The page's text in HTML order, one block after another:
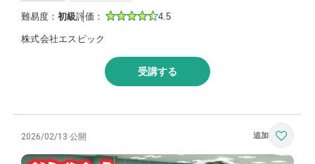
難易度： 初級評価： 4.5
株式会社エスピック
受講する
2026/02/13 公開